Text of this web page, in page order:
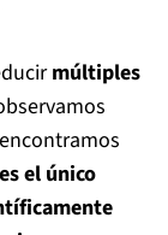
múltiples
es el único